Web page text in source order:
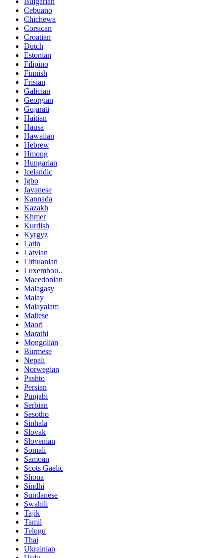
Cebuano
Chichewa
Corsican
Croatian
Dutch
Estonian
Filipino
Finnish
Frisian
Galician
Georgian
Gujarati
Haitian
Hausa
Hawaiian
Hebrew
Hmong
Hungarian
Icelandic
Igbo
Javanese
Kannada
Kazakh
Khmer
Kurdish
Kyrgyz
Latin
Latvian
Lithuanian
Luxembou..
Macedonian
Malagasy
Malay
Malayalam
Maltese
Maori
Marathi
Mongolian
Burmese
Nepali
Norwegian
Pashto
Persian
Punjabi
Serbian
Sesotho
Sinhala
Slovak
Slovenian
Somali
Samoan
Scots Gaelic
Shona
Sindhi
Sundanese
Swahili
Tajik
Tamil
Telugu
Thai
Ukrainian